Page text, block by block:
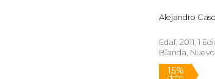
Alejandro
Edaf, 2011, 1
Blanda, Nuevo